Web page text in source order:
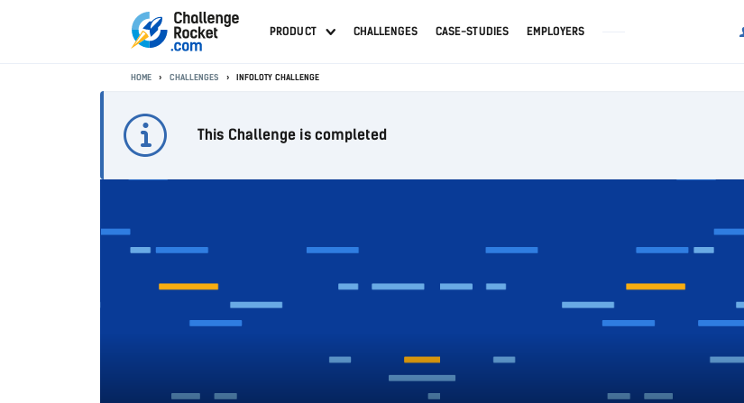
PRODUCT CHALLENGES CASE-STUDIES EMPLOYERS
HOME CHALLENGES INFOLOTY CHALLENGE
This Challenge is completed